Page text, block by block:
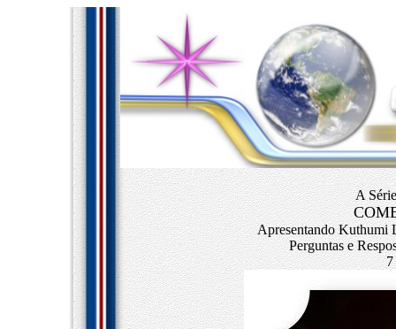
A
Apresentando Kuthumi
Perguntas e
7